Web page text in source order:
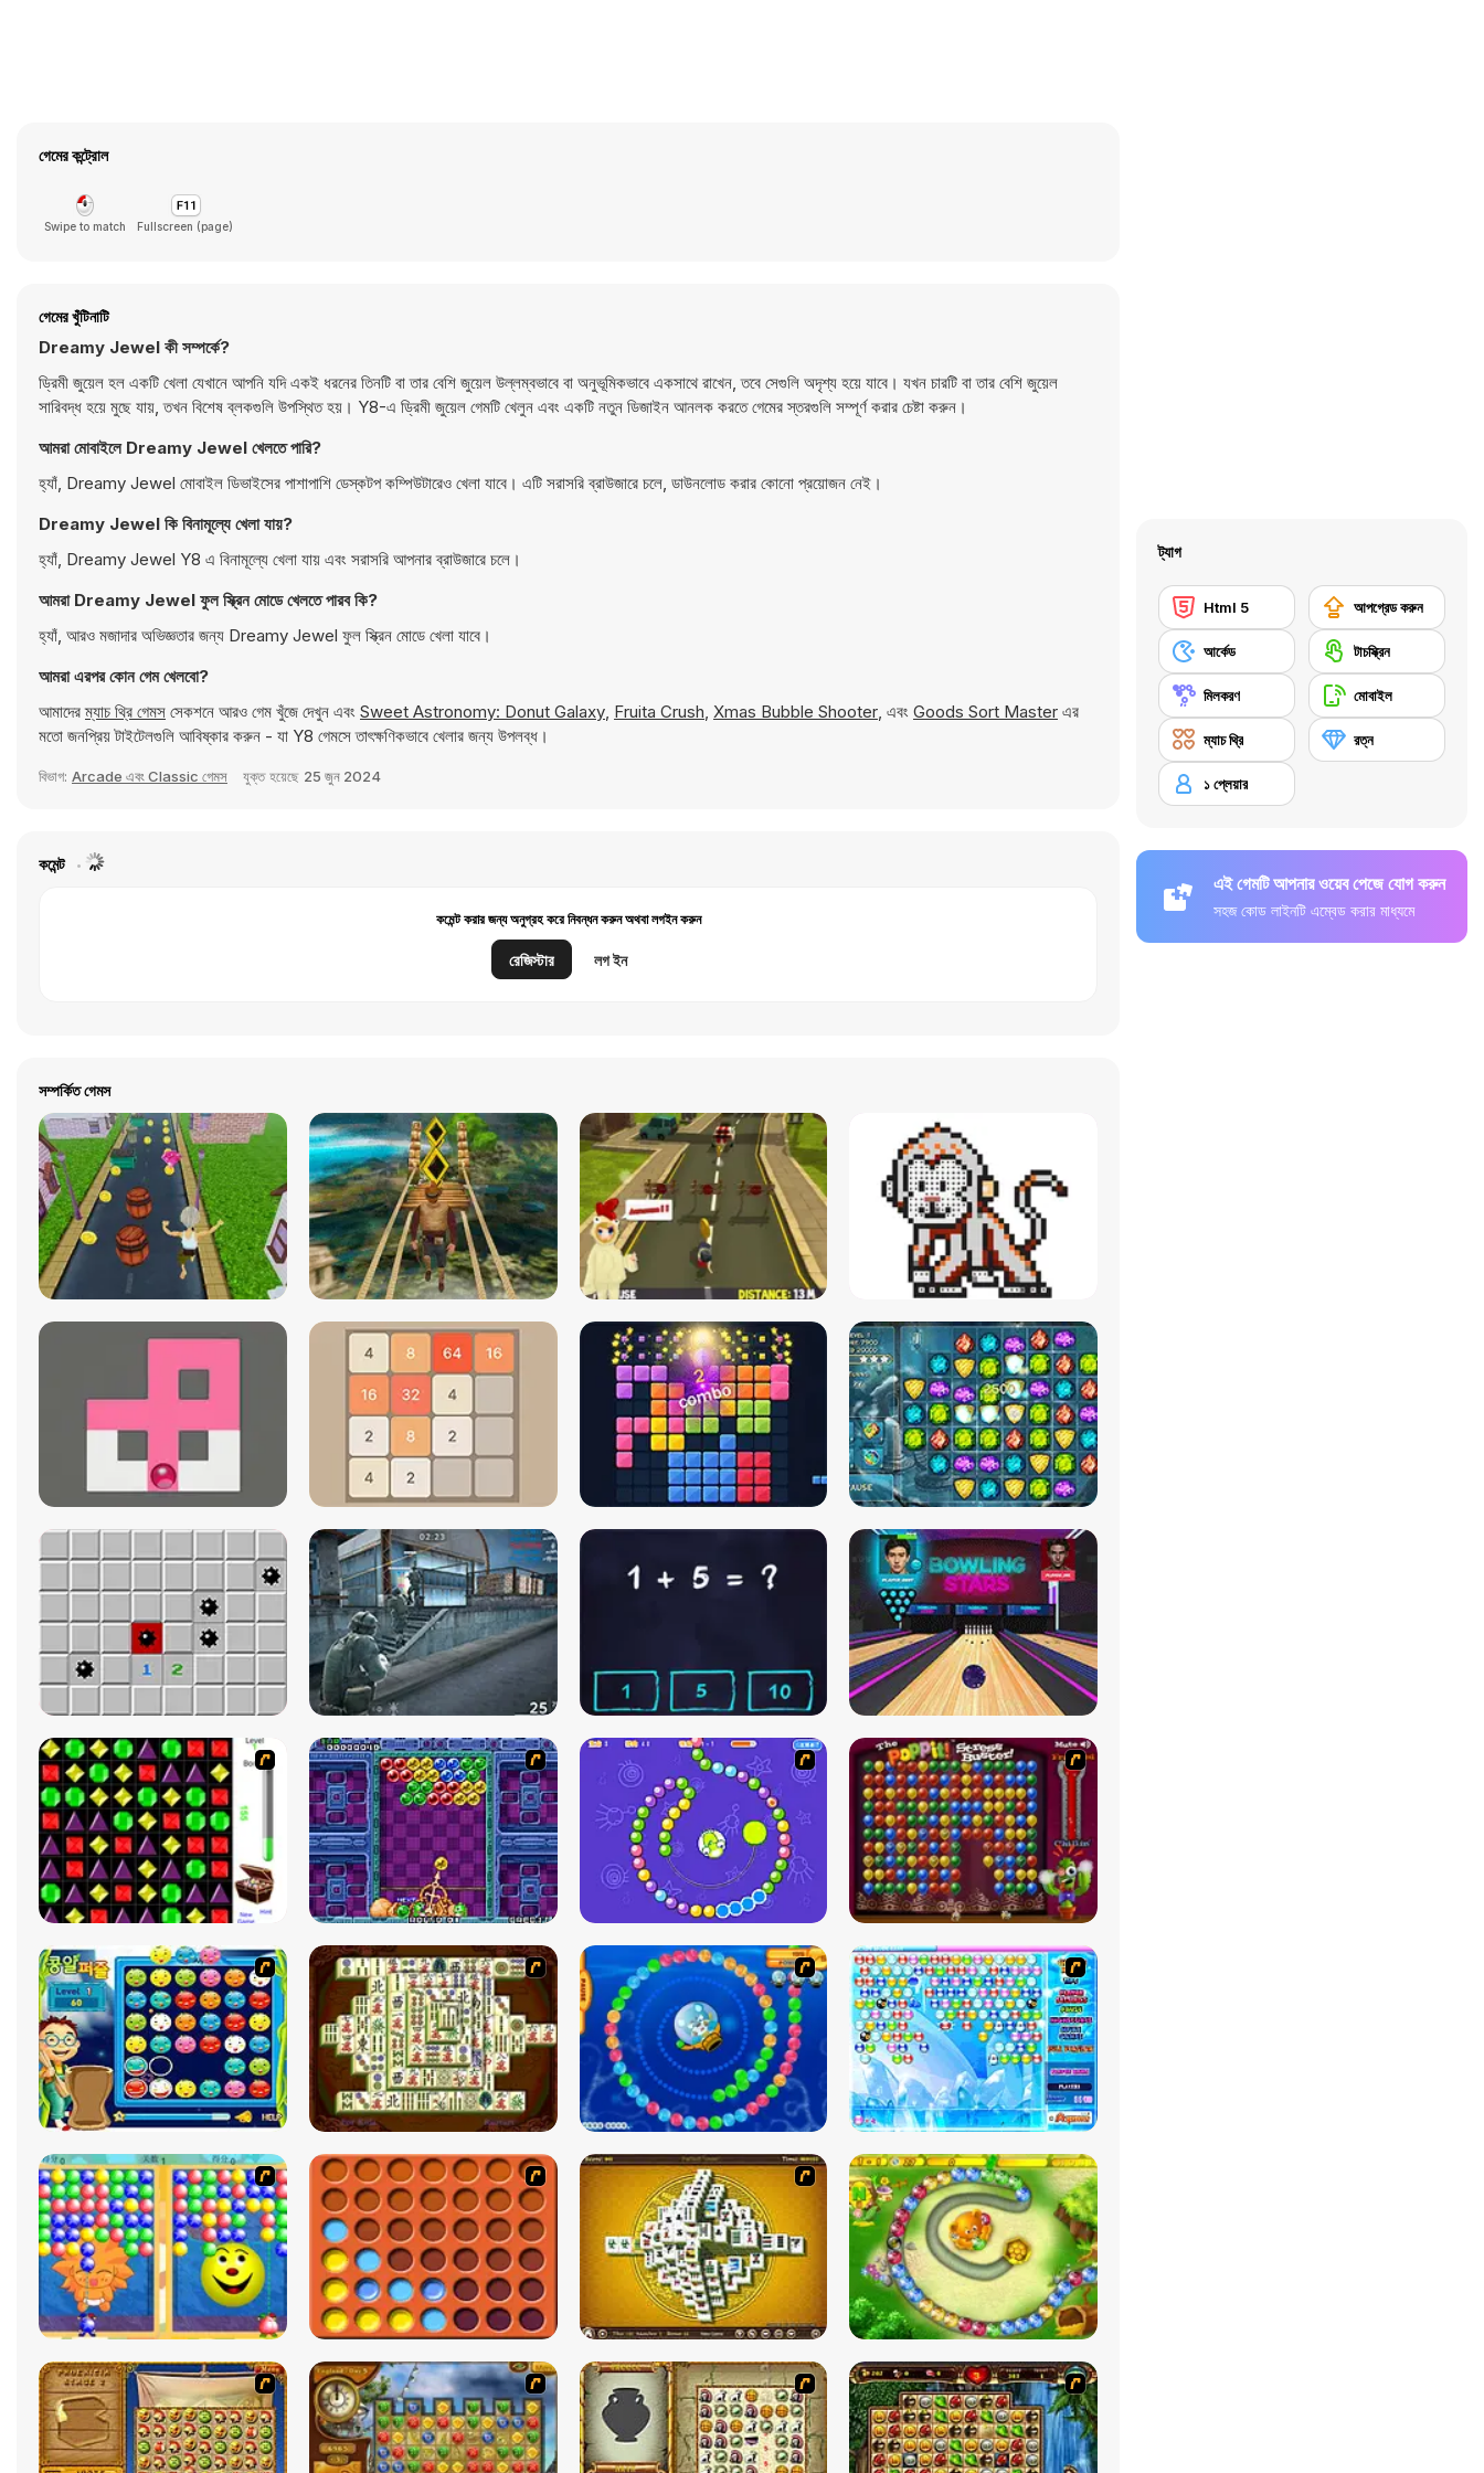
গেমের কন্ট্রোল
Swipe to match Fullscreen (page)
গেমের খুঁটিনাটি
Dreamy Jewel কী সম্পর্কে?
ড্রিমী জুয়েল হল একটি খেলা যেখানে আপনি যদি একই ধরনের তিনটি বা তার বেশি জুয়েল উল্লম্বভাবে বা অনুভূমিকভাবে একসাথে রাখেন, তবে সেগুলি অদৃশ্য হয়ে যাবে। যখন চারটি বা তার বেশি জুয়েল
সারিবদ্ধ হয়ে মুছে যায়, তখন বিশেষ ব্লকগুলি উপস্থিত হয়। Y8-এ ড্রিমী জুয়েল গেমটি খেলুন এবং একটি নতুন ডিজাইন আনলক করতে গেমের স্তরগুলি সম্পূর্ণ করার চেষ্টা করুন।
আমরা মোবাইলে Dreamy Jewel খেলতে পারি?
হ্যাঁ, Dreamy Jewel মোবাইল ডিভাইসের পাশাপাশি ডেস্কটপ কম্পিউটারেও খেলা যাবে। এটি সরাসরি ব্রাউজারে চলে, ডাউনলোড করার কোনো প্রয়োজন নেই।
Dreamy Jewel কি বিনামূল্যে খেলা যায়?
হ্যাঁ, Dreamy Jewel Y8 এ বিনামূল্যে খেলা যায় এবং সরাসরি আপনার ব্রাউজারে চলে।
আমরা Dreamy Jewel ফুল স্ক্রিন মোডে খেলতে পারব কি?
হ্যাঁ, আরও মজাদার অভিজ্ঞতার জন্য Dreamy Jewel ফুল স্ক্রিন মোডে খেলা যাবে।
আমরা এরপর কোন গেম খেলবো?
আমাদেরম্যাচ থ্রি গেমস সেকশনে আরও গেম খুঁজে দেখুন এবং Sweet Astronomy: Donut Galaxy, Fruita Crush, Xmas Bubble Shooter, এবং Goods Sort Master এর
মতো জনপ্রিয় টাইটেলগুলি আবিষ্কার করুন - যা Y8 গেমসে তাৎক্ষণিকভাবে খেলার জন্য উপলব্ধ।
বিভাগ: Arcade এবং Classic গেমস যুক্ত হয়েছে 25 জুন 2024
কমেন্ট
কমেন্ট করার জন্য অনুগ্রহ করে নিবন্ধন করুন অথবা লগইন করুন
রেজিস্টার লগ ইন
সম্পর্কিত গেমস
ট্যাগ
Html 5 আপগ্রেড করুন
আর্কেড টাচস্ক্রিন
মিলকরণ মোবাইল
ম্যাচ থ্রি রত্ন
১ প্লেয়ার
এই গেমটি আপনার ওয়েব পেজে যোগ করুন
সহজ কোড লাইনটি এম্বেড করার মাধ্যমে